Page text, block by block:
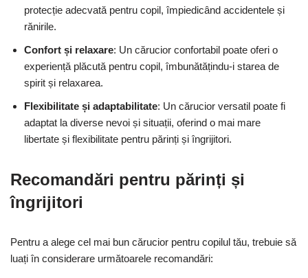
protecție adecvată pentru copil, împiedicând accidentele și
rănirile.
Confort și relaxare: Un cărucior confortabil poate oferi o
experiență plăcută pentru copil, îmbunătățindu-i starea de
spirit și relaxarea.
Flexibilitate și adaptabilitate: Un cărucior versatil poate fi
adaptat la diverse nevoi și situații, oferind o mai mare
libertate și flexibilitate pentru părinți și îngrijitori.
Recomandări pentru părinți și
îngrijitori
Pentru a alege cel mai bun cărucior pentru copilul tău, trebuie să
luați în considerare următoarele recomandări: